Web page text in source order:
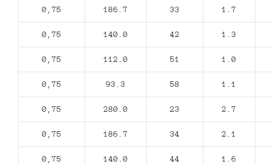
0,75 186.7 33 1.7
0,75 140.0 42 1.3
0,75 112.0 51 1.0
0,75 93.3 58 1.1
0,75 280.0 23 2.7
0,75 186.7 34 2.1
0,75 140.0 44 1.6